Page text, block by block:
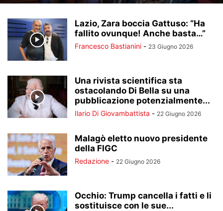
Lazio, Zara boccia Gattuso: “Ha
fallito ovunque! Anche basta…”
Francesco Bastianini - 23 Giugno 2026
Una rivista scientifica sta
ostacolando Di Bella su una
pubblicazione potenzialmente...
Ilario Di Giovambattista - 22 Giugno 2026
Malagò eletto nuovo presidente
della FIGC
Redazione - 22 Giugno 2026
Occhio: Trump cancella i fatti e li
sostituisce con le sue...